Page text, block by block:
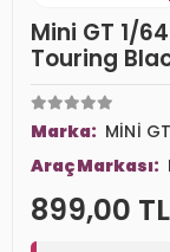
Mini GT 1/
Touring
Marka: MİNİ GT
Araç Markası:
899,00 TL